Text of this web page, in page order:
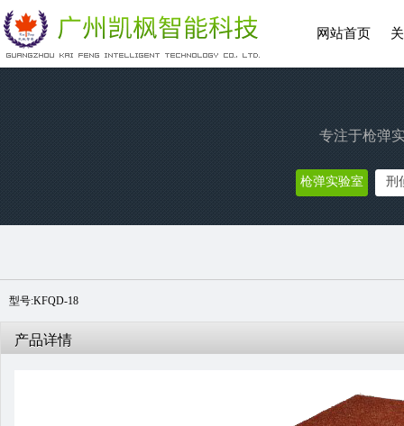
网站首页
专注于枪弹
枪弹实验室 刑
型号:KFQD-18
产品详情